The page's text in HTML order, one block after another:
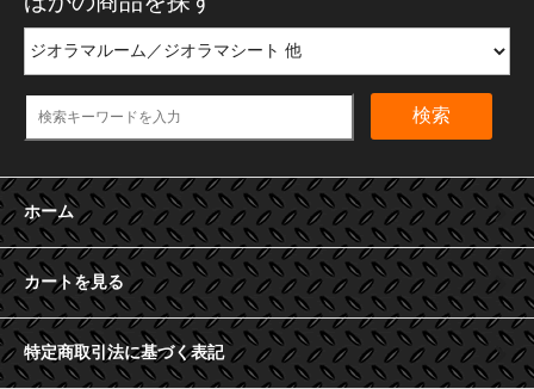
検索
ホーム
カートを見る
特定商取引法に基づく表記